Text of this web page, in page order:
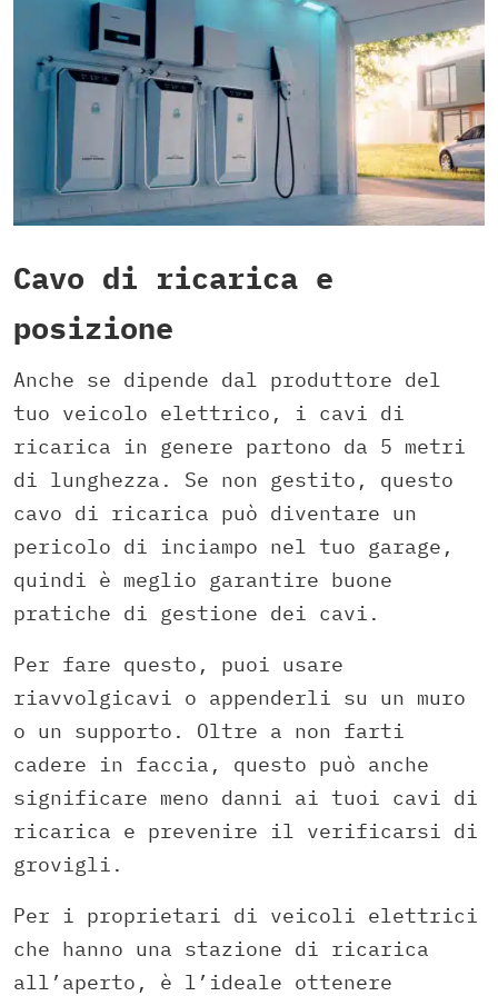
Cavo di ricarica e
posizione
Anche se dipende dal produttore del
tuo veicolo elettrico, i cavi di
ricarica in genere partono da 5 metri
di lunghezza. Se non gestito, questo
cavo di ricarica può diventare un
pericolo di inciampo nel tuo garage,
quindi è meglio garantire buone
pratiche di gestione dei cavi.
Per fare questo, puoi usare
riavvolgicavi o appenderli su un muro
o un supporto. Oltre a non farti
cadere in faccia, questo può anche
significare meno danni ai tuoi cavi di
ricarica e prevenire il verificarsi di
grovigli.
Per i proprietari di veicoli elettrici
che hanno una stazione di ricarica
all’aperto, è l’ideale ottenere